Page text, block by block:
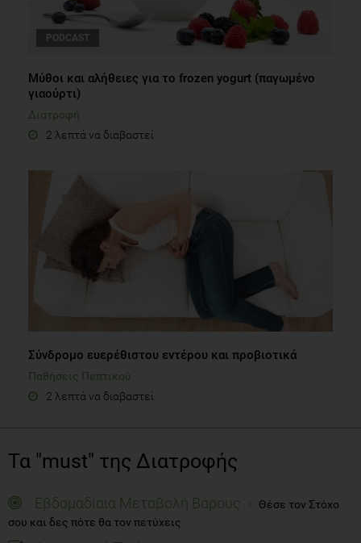
PODCAST
Μύθοι και αλήθειες για το frozen yogurt (παγωμένο
γιαούρτι)
Διατροφή
2 λεπτά να διαβαστεί
Σύνδρομο ευερέθιστου εντέρου και προβιοτικά
Παθήσεις Πεπτικού
2 λεπτά να διαβαστεί
Τα "must" της Διατροφής
Εβδομαδίαια Μεταβολή Βάρους
Θέσε τον Στόχο
σου και δες πότε θα τον πετύχεις